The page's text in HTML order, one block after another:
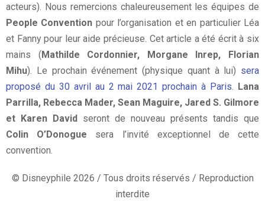
acteurs). Nous remercions chaleureusement les équipes de
People Convention pour l’organisation et en particulier Léa
et Fanny pour leur aide précieuse. Cet article a été écrit à six
mains (Mathilde Cordonnier, Morgane Inrep, Florian
Mihu). Le prochain événement (physique quant à lui) sera
proposé du 30 avril au 2 mai 2021 prochain à Paris. Lana
Parrilla, Rebecca Mader, Sean Maguire, Jared S. Gilmore
et Karen David seront de nouveau présents tandis que
Colin O’Donogue sera l’invité exceptionnel de cette
convention.
© Disneyphile 2026 / Tous droits réservés / Reproduction
interdite